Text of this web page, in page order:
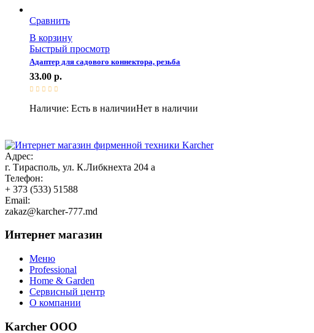
Сравнить
В корзину
Быстрый просмотр
Адаптер для садового коннектора, резьба
33.00 р.
Наличие: Есть в наличииНет в наличии
Адрес:
г. Тирасполь, ул. К.Либкнехта 204 а
Телефон:
+ 373 (533) 51588
Email:
zakaz@karcher-777.md
Интернет магазин
Меню
Professional
Home & Garden
Сервисный центр
О компании
Karcher ООО